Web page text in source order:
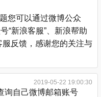
您可以通过微博公众
“新浪客服”、新浪帮助
反馈，感谢您的关注与
2019-05-22 19:00:30
询自己微博邮箱账号